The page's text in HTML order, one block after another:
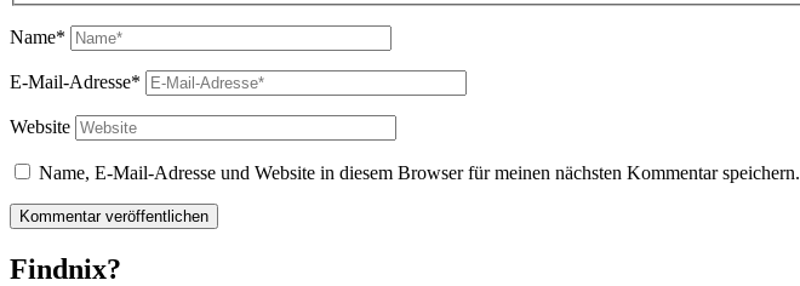
Name*
E-Mail-Adresse*
Website
Name, E-Mail-Adresse und Website in diesem Browser für meinen nächsten Kommentar speichern.
Findnix?